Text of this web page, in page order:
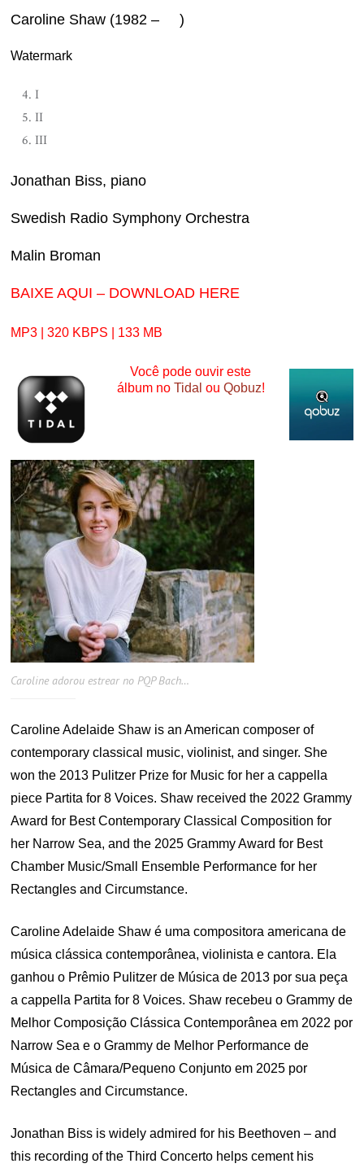
Caroline Shaw (1982 – )
Watermark
I
II
III
Jonathan Biss, piano
Swedish Radio Symphony Orchestra
Malin Broman
BAIXE AQUI – DOWNLOAD HERE
MP3 | 320 KBPS | 133 MB
Você pode ouvir este
álbum no Tidal ou Qobuz!
Caroline adorou estrear no PQP Bach…
Caroline Adelaide Shaw is an American composer of
contemporary classical music, violinist, and singer. She
won the 2013 Pulitzer Prize for Music for her a cappella
piece Partita for 8 Voices. Shaw received the 2022 Grammy
Award for Best Contemporary Classical Composition for
her Narrow Sea, and the 2025 Grammy Award for Best
Chamber Music/Small Ensemble Performance for her
Rectangles and Circumstance.
Caroline Adelaide Shaw é uma compositora americana de
música clássica contemporânea, violinista e cantora. Ela
ganhou o Prêmio Pulitzer de Música de 2013 por sua peça
a cappella Partita for 8 Voices. Shaw recebeu o Grammy de
Melhor Composição Clássica Contemporânea em 2022 por
Narrow Sea e o Grammy de Melhor Performance de
Música de Câmara/Pequeno Conjunto em 2025 por
Rectangles and Circumstance.
Jonathan Biss is widely admired for his Beethoven – and
this recording of the Third Concerto helps cement his